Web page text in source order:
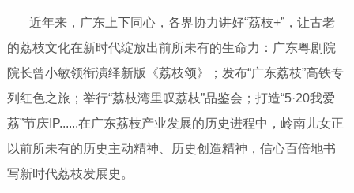
近年来，广东上下同心，各界协力讲好“荔枝+”，让古老
的荔枝文化在新时代绽放出前所未有的生命力：广东粤剧院
院长曾小敏领衔演绎新版《荔枝颂》；发布“广东荔枝”高铁专
列红色之旅；举行“荔枝湾里叹荔枝”品鉴会；打造“5·20我爱
荔”节庆IP......在广东荔枝产业发展的历史进程中，岭南儿女正
以前所未有的历史主动精神、历史创造精神，信心百倍地书
写新时代荔枝发展史。